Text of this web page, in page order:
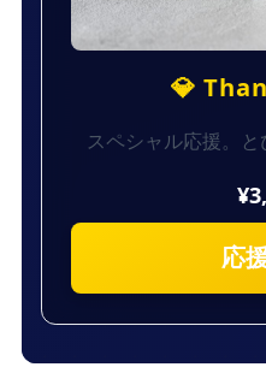
💎
スペシャル応援。
応